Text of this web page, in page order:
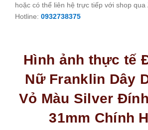
hoặc có thể liên hệ trực tiếp với shop qua
Hotline: 0932738375
Hình ảnh thực tế
Nữ Franklin Dây
Vỏ Màu Silver
31mm Chính